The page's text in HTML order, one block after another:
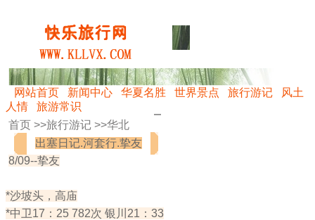
网站首页 新闻中心 华夏名胜 世界景点 旅行游记
风土
人情
旅游常识
首页 >>旅行游记 >>华北
出塞日记.河套行.挚友
8/09--挚友
*沙坡头，高庙
*中卫17：25 782次 银川21：33